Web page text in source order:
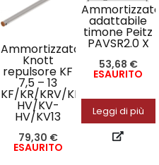
Ammortizzatore
Knott
repulsore KF
7,5 – 13
KF/KR/KRV/KR-
HV/KV-
HV/KV13
79,30 €
ESAURITO
adattabile
timone Peitz
PAVSR2.0 X
53,68 €
ESAURITO
Leggi di più